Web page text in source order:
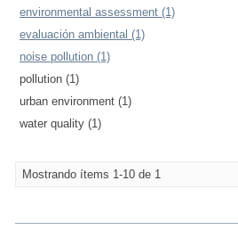
environmental assessment (1)
evaluación ambiental (1)
noise pollution (1)
pollution (1)
urban environment (1)
water quality (1)
Mostrando ítems 1-10 de 1